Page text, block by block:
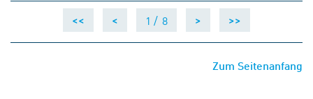
<< < 1 / 8 > >>
Zum Seitenanfang